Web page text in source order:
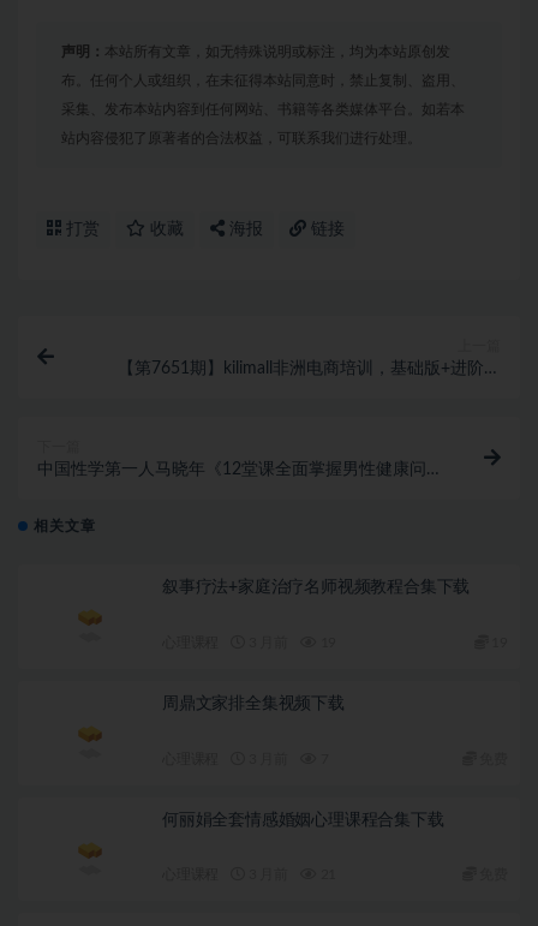
声明： 本站所有文章，如无特殊说明或标注，均为本站原创发
布。任何个人或组织，在未征得本站同意时，禁止复制、盗用、
采集、发布本站内容到任何网站、书籍等各类媒体平台。如若本
站内容侵犯了原著者的合法权益，可联系我们进行处理。
打赏 收藏 海报 链接
【第7651期】kilimall非洲电商培训，基础版+进阶版
中国性学第一人马晓年《12堂课全面掌握男性健康问
相关文章
叙事疗法+家庭治疗名师视频教程合集下载
周鼎文家排全集视频下载
何丽娟全套情感婚姻心理课程合集下载